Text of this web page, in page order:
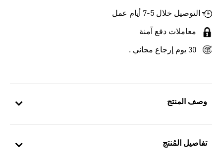
وصف المنتج
تفاصيل المُنتج
التوصيل خلال 5-7 أيام عمل
معاملات دفع آمنة